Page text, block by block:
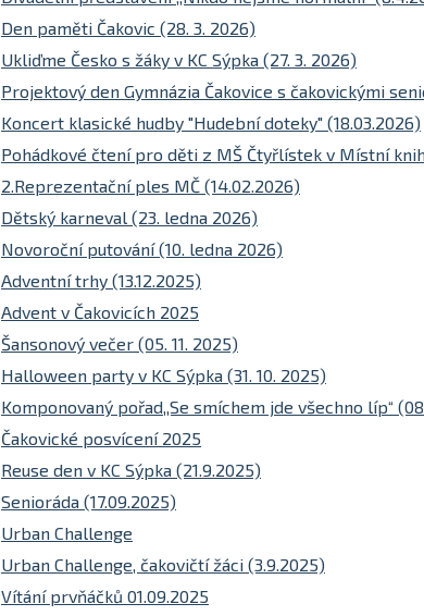
Den paměti Čakovic (28. 3. 2026)
Ukliďme Česko s žáky v KC Sýpka (27. 3. 2026)
Projektový den Gymnázia Čakovice s čakovickými
Koncert klasické hudby "Hudební doteky" (18.03.2026)
Pohádkové čtení pro děti z MŠ Čtyřlístek v Místní
2.Reprezentační ples MČ (14.02.2026)
Dětský karneval (23. ledna 2026)
Novoroční putování (10. ledna 2026)
Adventní trhy (13.12.2025)
Advent v Čakovicích 2025
Šansonový večer (05. 11. 2025)
Halloween party v KC Sýpka (31. 10. 2025)
Komponovaný pořad,,Se smíchem jde všechno líp“
Čakovické posvícení 2025
Reuse den v KC Sýpka (21.9.2025)
Senioráda (17.09.2025)
Urban Challenge
Urban Challenge, čakovičtí žáci (3.9.2025)
Vítání prvňáčků 01.09.2025